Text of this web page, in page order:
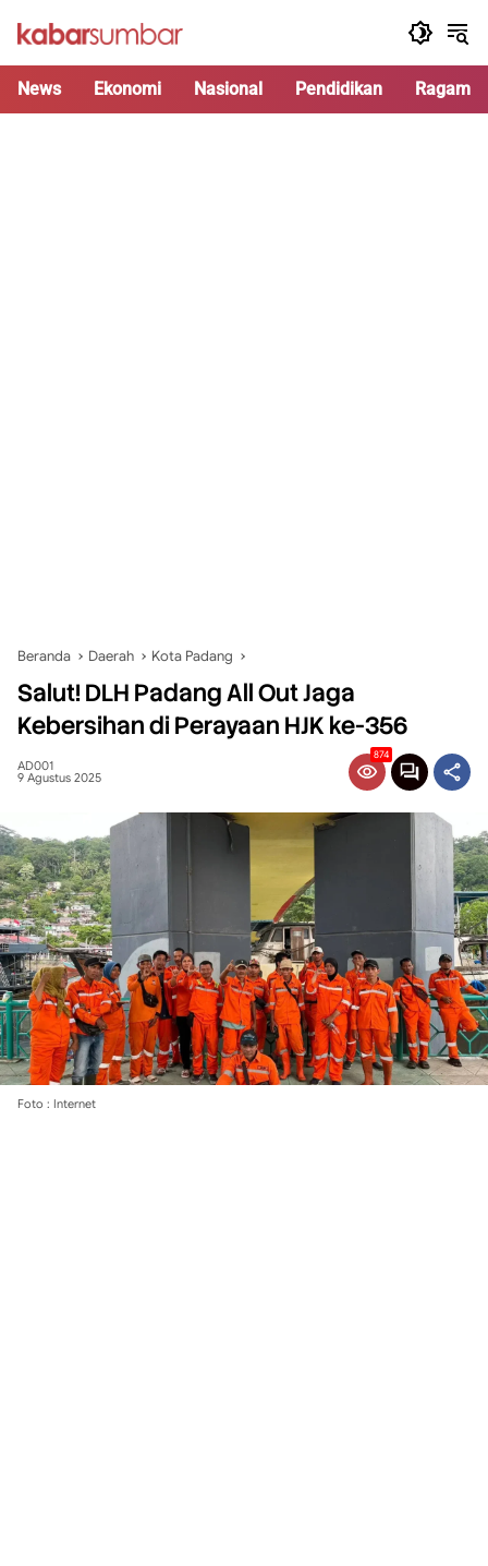
News Ekonomi Nasional Pendidikan Ragam
Beranda Daerah Kota Padang
Salut! DLH Padang All Out Jaga
Kebersihan di Perayaan HJK ke-356
AD001
9 Agustus 2025
874
Foto : Internet